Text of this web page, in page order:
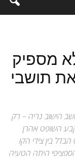
מספיק
תושבי
הישוב נריה – רק
השופט אהרן
בין צידי הקו
היתה הטעיה